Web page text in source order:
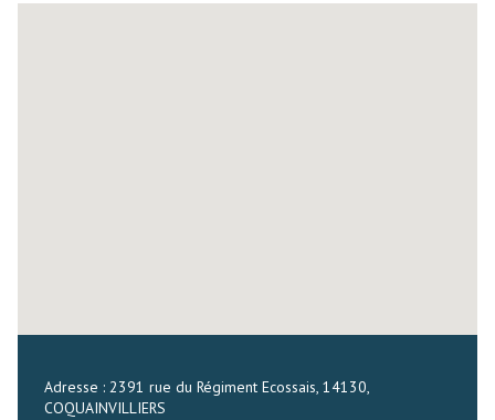
Adresse : 2391 rue du Régiment Ecossais, 14130,
COQUAINVILLIERS